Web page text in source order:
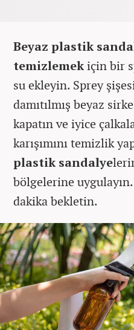
Beyaz plastik
temizlemekiçin bir
su ekleyin. Sprey
damıtılmış beyaz
kapatın ve iyice
karışımını temizlik
plastik sandalye
bölgelerine
dakika bekletin.